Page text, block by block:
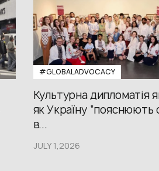
#GLOBALADVOCACY
Культурна дипломатія
як Україну “пояснюють
в...
JULY 1,2026